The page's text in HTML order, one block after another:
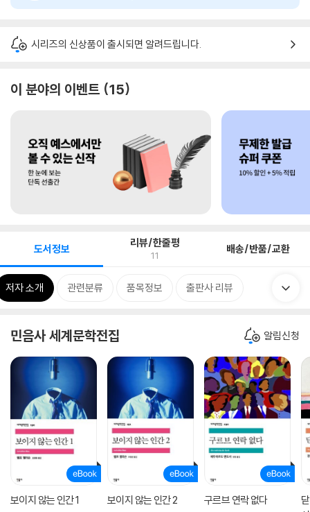
시리즈의 신상품이 출시되면 알려드립니다.
이 분야의 이벤트 15
도서정보 리뷰/한줄평
11 배송/반품/교환
저자 소개 관련분류 품목정보 출판사 리뷰
민음사 세계문학전집 알림신청
보이지 않는 인간 1 보이지 않는 인간 2 구르브 연락 없다